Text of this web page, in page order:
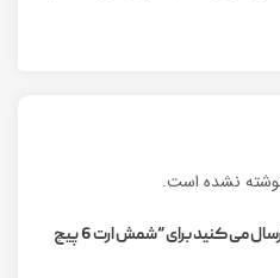
نشده است.
اولین نفری باشید که دیدگاهی را ارسال می کنید برای “شمش ارت 6 پیچ